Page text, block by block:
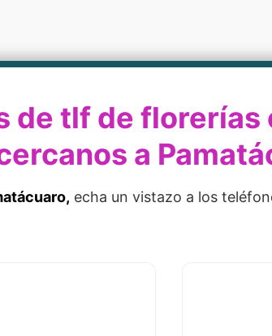
de tlf de florerías
a
echa un vistazo a los